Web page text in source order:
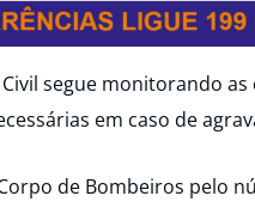
segue monitorando
em caso de
de Bombeiros pelo